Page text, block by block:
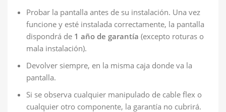
Probar la pantalla antes de su instalación. Una vez
funcione y esté instalada correctamente, la pantalla
dispondrá de 1 año de garantía (excepto roturas o
mala instalación).
Devolver siempre, en la misma caja donde va la
pantalla.
Si se observa cualquier manipulado de cable flex o
cualquier otro componente, la garantía no cubrirá.